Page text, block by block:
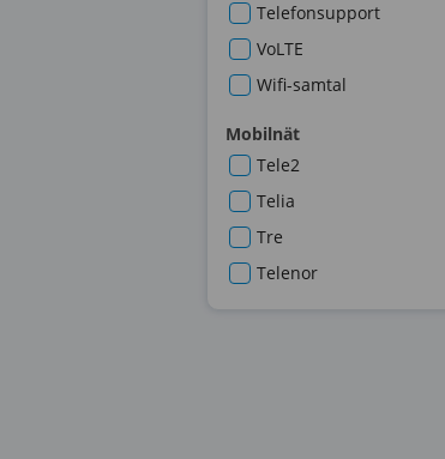
Telefonsupport
VoLTE
Wifi-samtal
Mobilnät
Tele2
Telia
Tre
Telenor